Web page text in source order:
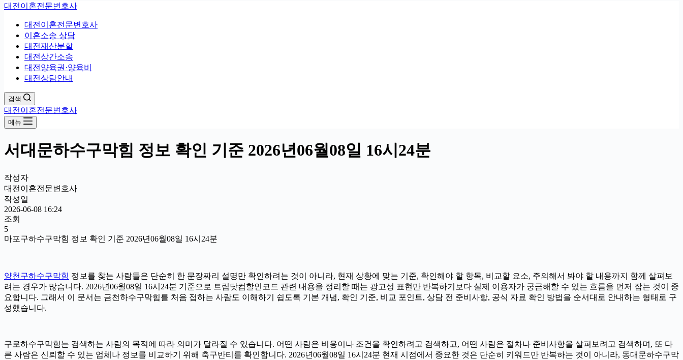
대전이혼전문변호사
대전이혼전문변호사
이혼소송 상담
대전재산분할
대전상간소송
대전양육권·양육비
대전상담안내
검색
대전이혼전문변호사
메뉴
서대문하수구막힘 정보 확인 기준 2026년06월08일 16시24분
작성자
대전이혼전문변호사
작성일
2026-06-08 16:24
조회
5
마포구하수구막힘 정보 확인 기준 2026년06월08일 16시24분
양천구하수구막힘 정보를 찾는 사람들은 단순히 한 문장짜리 설명만 확인하려는 것이 아니라, 현재 상황에 맞는 기준, 확인해야 할 항목, 비교할 요소, 주의해서 봐야 할 내용까지 함께 살펴보
려는 경우가 많습니다. 2026년06월08일 16시24분 기준으로 트립닷컴할인코드 관련 내용을 정리할 때는 광고성 표현만 반복하기보다 실제 이용자가 궁금해할 수 있는 흐름을 먼저 잡는 것이 중
요합니다. 그래서 이 문서는 금천하수구막힘를 처음 접하는 사람도 이해하기 쉽도록 기본 개념, 확인 기준, 비교 포인트, 상담 전 준비사항, 공식 자료 확인 방법을 순서대로 안내하는 형태로 구
성했습니다.
구로하수구막힘는 검색하는 사람의 목적에 따라 의미가 달라질 수 있습니다. 어떤 사람은 비용이나 조건을 확인하려고 검색하고, 어떤 사람은 절차나 준비사항을 살펴보려고 검색하며, 또 다
른 사람은 신뢰할 수 있는 업체나 정보를 비교하기 위해 축구반티를 확인합니다. 2026년06월08일 16시24분 현재 시점에서 중요한 것은 단순히 키워드만 반복하는 것이 아니라, 동대문하수구막